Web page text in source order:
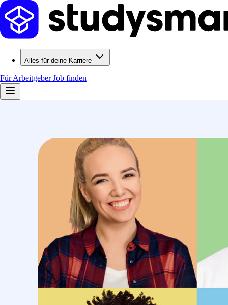
Alles für deine Karriere
Für ArbeitgeberJob finden